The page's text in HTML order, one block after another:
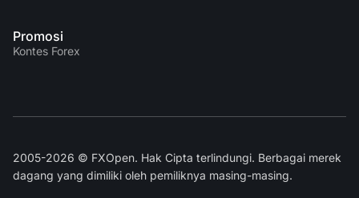
Promosi
Kontes Forex
2005-2026 © FXOpen. Hak Cipta terlindungi. Berbagai merek
dagang yang dimiliki oleh pemiliknya masing-masing.